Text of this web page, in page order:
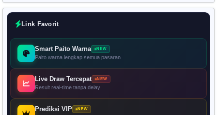
Link Favorit
Smart Paito Warna NEW
Paito warna lengkap semua pasaran
Live Draw Tercepat NEW
Result real-time tanpa delay
Prediksi VIP NEW